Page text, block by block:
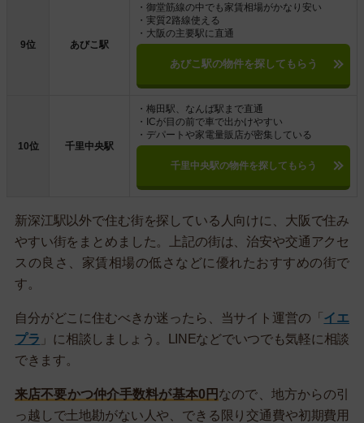
9位 あびこ駅
・御堂筋線の中でも家賃相場がかなり安い
・実質2路線使える
・大阪の主要駅に直通
あびこ駅の物件を探してもらう
10位 千里中央駅
・梅田駅、なんば駅まで直通
・ICが目の前で車で出かけやすい
・デパートや家電量販店が密集している
千里中央駅の物件を探してもらう
新深江駅以外で住む街を探している人向けに、大阪で住み
やすい街をまとめました。上記の街は、治安や交通アクセ
スの良さ、家賃相場の低さなどに優れたおすすめの街で
す。
自分がどこに住むべきか迷ったら、当サイト運営の「 イエ
プラ 」に相談しましょう。LINEなどでいつでも気軽に相談
できます。
来店不要かつ仲介手数料が基本0円 なので、地方からの引
っ越しで土地勘がない人や、できる限り交通費や初期費用